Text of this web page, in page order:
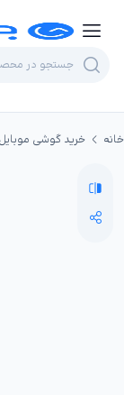
خانه خرید گوشی موبایل